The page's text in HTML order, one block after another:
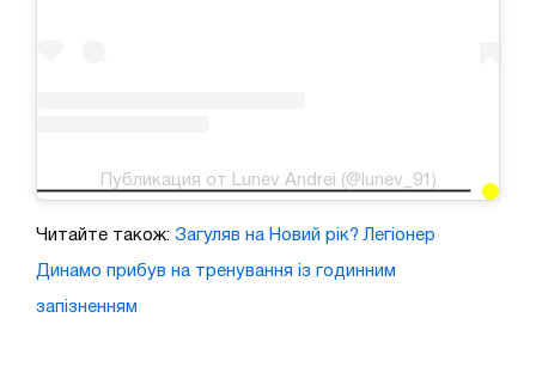
Публикация от Lunev Andrei (@lunev_91)
Читайте також: Загуляв на Новий рік? Легіонер
Динамо прибув на тренування із годинним
запізненням